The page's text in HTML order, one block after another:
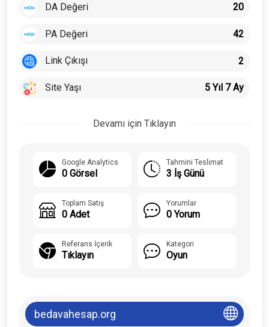
DA Değeri 20
PA Değeri 42
Link Çıkışı 2
Site Yaşı 5 Yıl 7 Ay
Devamı için Tıklayın
Google Analytics
0 Görsel
Tahmini Teslimat
3 İş Günü
Toplam Satış
0 Adet
Yorumlar
0 Yorum
Referans İçerik
Tıklayın
Kategori
Oyun
bedavahesap.org